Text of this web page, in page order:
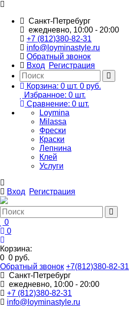
Санкт-Петребург
ежедневно, 10:00 - 20:00
+7 (812)380-82-31
info@loyminastyle.ru
Обратный звонок
Вход
Регистрация
Корзина: 0 шт. 0 руб.
Избранное: 0 шт.
Сравнение: 0 шт.
Loymina
Milassa
Фрески
Краски
Лепнина
Клей
Услуги
Вход Регистрация
0
0
Корзина:
0 0 руб.
Обратный звонок +7(812)380-82-31
Санкт-Петребург
ежедневно, 10:00 - 20:00
+7 (812)380-82-31
info@loyminastyle.ru